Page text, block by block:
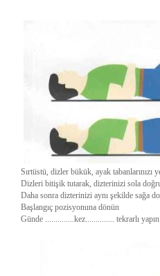
Sırtüstü, dizler bükük, ayak tabanlarınızı
Dizleri bitişik tutarak, dizterinizi sola
Daha sonra dizterinizi aynı şekilde sağa
Başlangıç pozisyonuna dönün
Günde ..............kez.............. tekrarlı